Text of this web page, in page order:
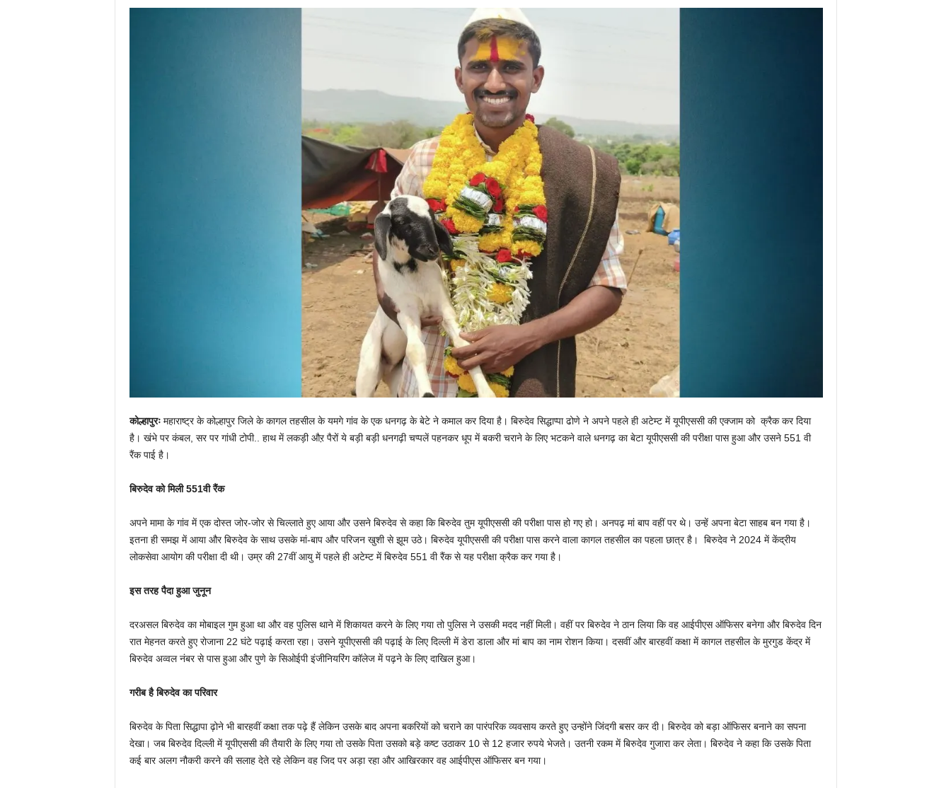
कोल्हापुरःमहाराष्ट्र के कोल्हापुर जिले के कागल तहसील के यमगे गांव के एक धनगढ़ के बेटे ने कमाल कर दिया है। बिरुदेव सिद्धाप्पा ढोणे ने अपने पहले ही अटेम्ट में यूपीएससी की एक्जाम को क्रैक कर दिया
है। खंभे पर कंबल, सर पर गांधी टोपी.. हाथ में लकड़ी औऱ पैरों ये बड़ी बड़ी धनगढ़ी चप्पलें पहनकर धूप में बकरी चराने के लिए भटकने वाले धनगढ़ का बेटा यूपीएससी की परीक्षा पास हुआ और उसने 551 वी
रैंक पाई है।
बिरुदेव को मिली 551वी रैंक
अपने मामा के गांव में एक दोस्त जोर-जोर से चिल्लाते हुए आया और उसने बिरुदेव से कहा कि बिरुदेव तुम यूपीएससी की परीक्षा पास हो गए हो। अनपढ़ मां बाप वहीं पर थे। उन्हें अपना बेटा साहब बन गया है।
इतना ही समझ में आया और बिरुदेव के साथ उसके मां-बाप और परिजन खुशी से झूम उठे। बिरुदेव यूपीएससी की परीक्षा पास करने वाला कागल तहसील का पहला छात्र है। बिरुदेव ने 2024 में केंद्रीय
लोकसेवा आयोग की परीक्षा दी थी। उम्र की 27वीं आयु में पहले ही अटेम्ट में बिरुदेव 551 वी रैंक से यह परीक्षा क्रैक कर गया है।
इस तरह पैदा हुआ जुनून
दरअसल बिरुदेव का मोबाइल गुम हुआ था और वह पुलिस थाने में शिकायत करने के लिए गया तो पुलिस ने उसकी मदद नहीं मिली। वहीं पर बिरुदेव ने ठान लिया कि वह आईपीएस ऑफिसर बनेगा और बिरुदेव दिन
रात मेहनत करते हुए रोजाना 22 घंटे पढ़ाई करता रहा। उसने यूपीएससी की पढ़ाई के लिए दिल्ली में डेरा डाला और मां बाप का नाम रोशन किया। दसवीं और बारहवीं कक्षा में कागल तहसील के मुरगुड केंद्र में
बिरुदेव अव्वल नंबर से पास हुआ और पुणे के सिओईपी इंजीनियरिंग कॉलेज में पढ़ने के लिए दाखिल हुआ।
गरीब है बिरुदेव का परिवार
बिरुदेव के पिता सिद्धापा ढ़ोने भी बारहवीं कक्षा तक पढ़े हैं लेकिन उसके बाद अपना बकरियों को चराने का पारंपरिक व्यवसाय करते हुए उन्होंने जिंदगी बसर कर दी। बिरुदेव को बड़ा ऑफिसर बनाने का सपना
देखा। जब बिरुदेव दिल्ली में यूपीएससी की तैयारी के लिए गया तो उसके पिता उसको बड़े कष्ट उठाकर 10 से 12 हजार रुपये भेजते। उतनी रकम में बिरुदेव गुजारा कर लेता। बिरुदेव ने कहा कि उसके पिता
कई बार अलग नौकरी करने की सलाह देते रहे लेकिन वह जिद पर अड़ा रहा और आखिरकार वह आईपीएस ऑफिसर बन गया।